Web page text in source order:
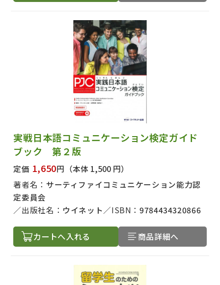
実戦日本語コミュニケーション検定ガイド
ブック 第２版
定価 1,650円 （本体 1,500 円）
著者名： サーティファイコミュニケーション能力認
定委員会
出版社名： ウイネット ISBN：9784434320866
カートへ入れる 商品詳細へ